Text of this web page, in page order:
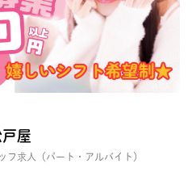
屋
フ求人（パート・アルバイト）